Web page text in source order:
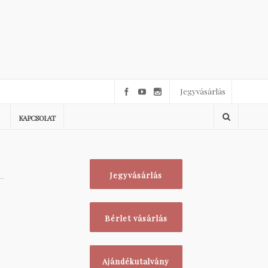
Jegyvásárlás
KAPCSOLAT
Jegyvásárlás
Bérlet vásárlás
Ajándékutalvány